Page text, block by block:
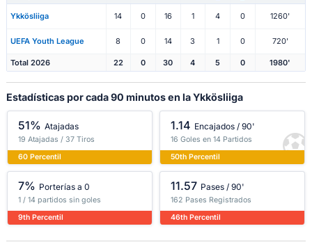
Ykkösliiga 14 0 16 1 4 0 1260'
UEFA Youth League 8 0 14 3 1 0 720'
Total 2026 22 0 30 4 5 0 1980'
Estadísticas por cada 90 minutos en la Ykkösliiga
51% Atajadas
19 Atajadas / 37 Tiros
60 Percentil
1.14 Encajados / 90'
16 Goles en 14 Partidos
50th Percentil
7% Porterías a 0
1 / 14 partidos sin goles
9th Percentil
11.57 Pases / 90'
162 Pases Registrados
46th Percentil